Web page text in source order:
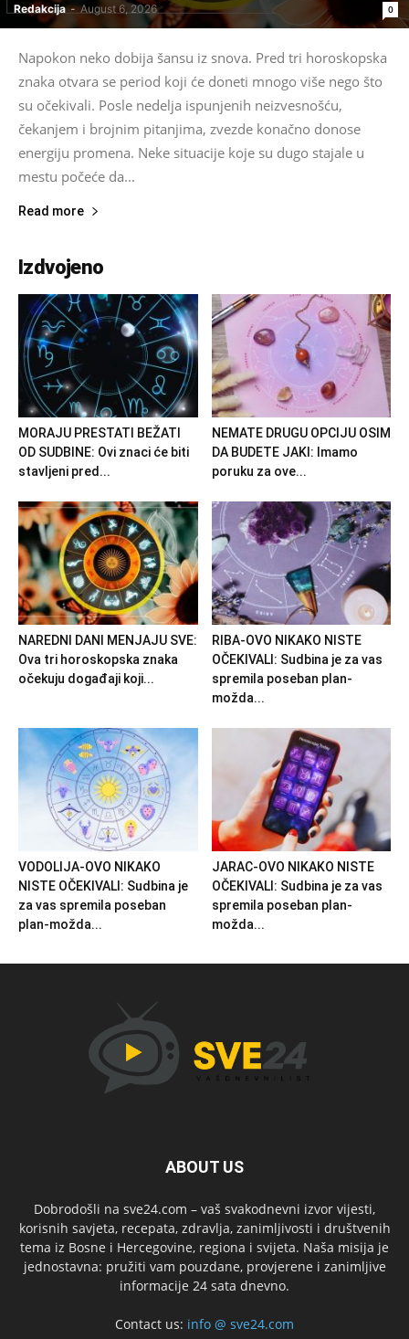
Redakcija - August 6, 2026 0
Napokon neko dobija šansu iz snova. Pred tri horoskopska
znaka otvara se period koji će doneti mnogo više nego što
su očekivali. Posle nedelja ispunjenih neizvesnošću,
čekanjem i brojnim pitanjima, zvezde konačno donose
energiju promena. Neke situacije koje su dugo stajale u
mestu počeće da...
Read more
Izdvojeno
MORAJU PRESTATI BEŽATI
OD SUDBINE: Ovi znaci će biti
stavljeni pred...
NEMATE DRUGU OPCIJU OSIM
DA BUDETE JAKI: Imamo
poruku za ove...
NAREDNI DANI MENJAJU SVE:
Ova tri horoskopska znaka
očekuju događaji koji...
RIBA-OVO NIKAKO NISTE
OČEKIVALI: Sudbina je za vas
spremila poseban plan-
možda...
VODOLIJA-OVO NIKAKO
NISTE OČEKIVALI: Sudbina je
za vas spremila poseban
plan-možda...
JARAC-OVO NIKAKO NISTE
OČEKIVALI: Sudbina je za vas
spremila poseban plan-
možda...
ABOUT US
Dobrodošli na sve24.com – vaš svakodnevni izvor vijesti,
korisnih savjeta, recepata, zdravlja, zanimljivosti i društvenih
tema iz Bosne i Hercegovine, regiona i svijeta. Naša misija je
jednostavna: pružiti vam pouzdane, provjerene i zanimljive
informacije 24 sata dnevno.
Contact us: info @ sve24.com